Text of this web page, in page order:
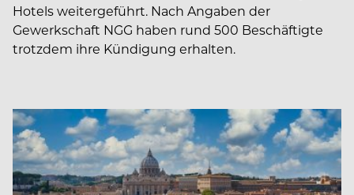
Hotels weitergeführt. Nach Angaben der
Gewerkschaft NGG haben rund 500 Beschäftigte
trotzdem ihre Kündigung erhalten.